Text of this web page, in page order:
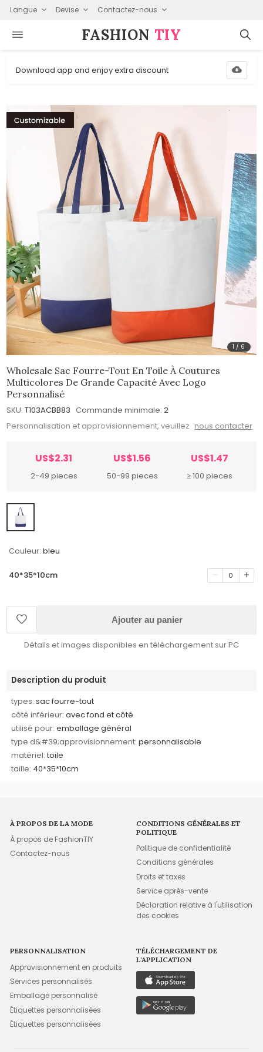
Langue Devise Contactez-nous
FASHION⁠ TIY
Download app and enjoy extra discount
1 / 6
Wholesale Sac Fourre-Tout En Toile À Coutures
Multicolores De Grande Capacité Avec Logo
Personnalisé
SKU: T103ACBB83 Commande minimale: 2
Personnalisation et approvisionnement, veuillez nous contacter
US$2.31
2-49 pieces
US$1.56
50-99 pieces
US$1.47
≥ 100 pieces
Couleur: bleu
40*35*10cm 0
Ajouter au panier
Détails et images disponibles en téléchargement sur PC
Description du produit
types: sac fourre-tout
côté inférieur: avec fond et côté
utilisé pour: emballage général
type d&#39;approvisionnement: personnalisable
matériel: toile
taille: 40*35*10cm
À PROPOS DE LA MODE
À propos de FashionTIY
Contactez-nous
CONDITIONS GÉNÉRALES ET
POLITIQUE
Politique de confidentialité
Conditions générales
Droits et taxes
Service après-vente
Déclaration relative à l'utilisation
des cookies
PERSONNALISATION
Approvisionnement en produits
Services personnalisés
Emballage personnalisé
Étiquettes personnalisées
Étiquettes personnalisées
TÉLÉCHARGEMENT DE
L'APPLICATION